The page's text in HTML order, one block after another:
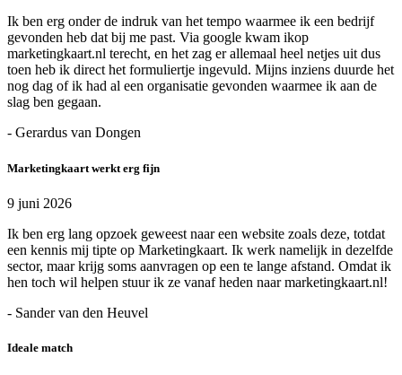
Ik ben erg onder de indruk van het tempo waarmee ik een bedrijf
gevonden heb dat bij me past. Via google kwam ikop
marketingkaart.nl terecht, en het zag er allemaal heel netjes uit dus
toen heb ik direct het formuliertje ingevuld. Mijns inziens duurde het
nog dag of ik had al een organisatie gevonden waarmee ik aan de
slag ben gegaan.
- Gerardus van Dongen
Marketingkaart werkt erg fijn
9 juni 2026
Ik ben erg lang opzoek geweest naar een website zoals deze, totdat
een kennis mij tipte op Marketingkaart. Ik werk namelijk in dezelfde
sector, maar krijg soms aanvragen op een te lange afstand. Omdat ik
hen toch wil helpen stuur ik ze vanaf heden naar marketingkaart.nl!
- Sander van den Heuvel
Ideale match